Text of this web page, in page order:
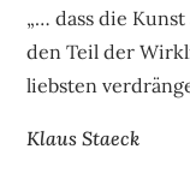
„… dass die
den Teil der
liebsten
Klaus Staeck